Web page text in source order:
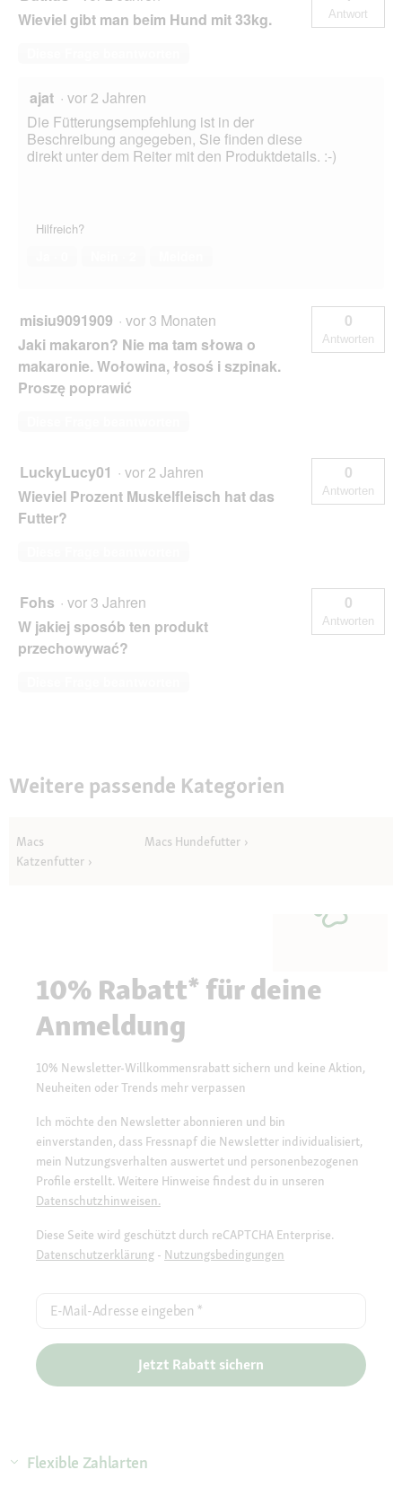
d
n
e
Wieviel gibt man beim Hund mit 33kg.
Antwort
ajat · vor 2 Jahren
Die Fütterungsempfehlung ist in der
Beschreibung angegeben, Sie finden diese
direkt unter dem Reiter mit den Produktdetails. :-)
Hilfreich?
misiu9091909 · vor 3 Monaten
Jaki makaron? Nie ma tam słowa o
makaronie. Wołowina, łosoś i szpinak.
Proszę poprawić
0
Antworten
LuckyLucy01 · vor 2 Jahren
Wieviel Prozent Muskelfleisch hat das
Futter?
0
Antworten
Fohs · vor 3 Jahren
W jakiej sposób ten produkt
przechowywać?
0
Antworten
Weitere passende Kategorien
Macs
Katzenfutter
Macs Hundefutter
10% Rabatt* für deine
Anmeldung
10% Newsletter-Willkommensrabatt sichern und keine Aktion,
Neuheiten oder Trends mehr verpassen
Ich möchte den Newsletter abonnieren und bin
einverstanden, dass Fressnapf die Newsletter individualisiert,
mein Nutzungsverhalten auswertet und personenbezogenen
Profile erstellt. Weitere Hinweise findest du in unseren
Datenschutzhinweisen.
Diese Seite wird geschützt durch reCAPTCHA Enterprise.
Datenschutzerklärung - Nutzungsbedingungen
E-Mail-Adresse eingeben *
Jetzt Rabatt sichern
Flexible Zahlarten